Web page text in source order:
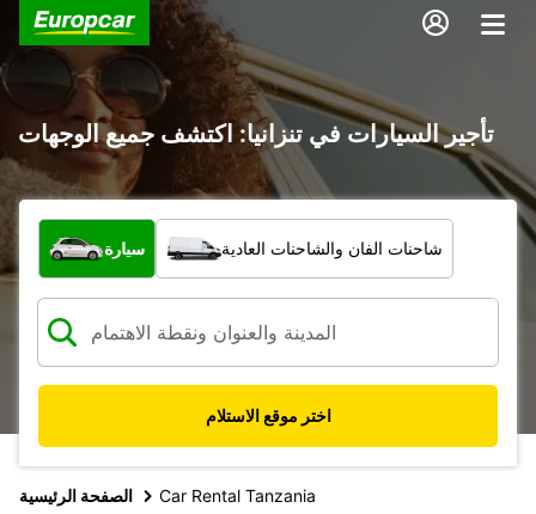
تأجير السيارات في تنزانيا: اكتشف جميع الوجهات
ما نوع المركبة؟
سيارة شاحنات الفان والشاحنات العادية
اختر موقع الاستلام
الصفحة الرئيسية Car Rental Tanzania